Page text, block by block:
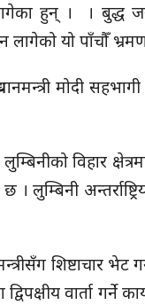
लागेका हुन् । । बुद्ध
लागेको यो पाँचौँ
मोदी
लुम्बिनीको विहार
लुम्बिनी
शिष्टाचार भेट
वार्ता गर्ने